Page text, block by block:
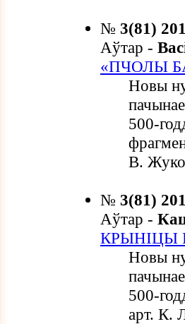
№ 3(81)
Аўтар -
«ПЧОЛЫ
Новы
500-
В.
№ 3(81)
Аўтар -
КРЫНІЦЫ
Новы
500-
арт. К.